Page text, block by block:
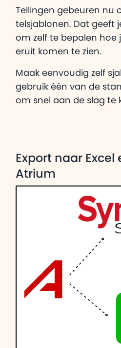
Tellingen gebeuren nu
telsjablonen. Dat geeft
om zelf te bepalen hoe
eruit komen te zien.
Maak eenvoudig zelf
gebruik één van de
om snel aan de slag te
Export naar Excel
Atrium